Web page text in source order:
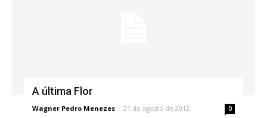
A última Flor
Wagner Pedro Menezes - 21 de agosto de 2012 0